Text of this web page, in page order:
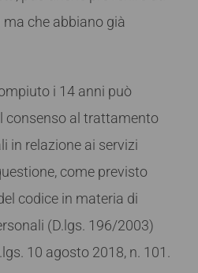
che abbiano già
i 14 anni può
consenso al trattamento
in relazione ai servizi
come previsto
codice in materia di
(D.lgs. 196/2003)
10 agosto 2018, n. 101.